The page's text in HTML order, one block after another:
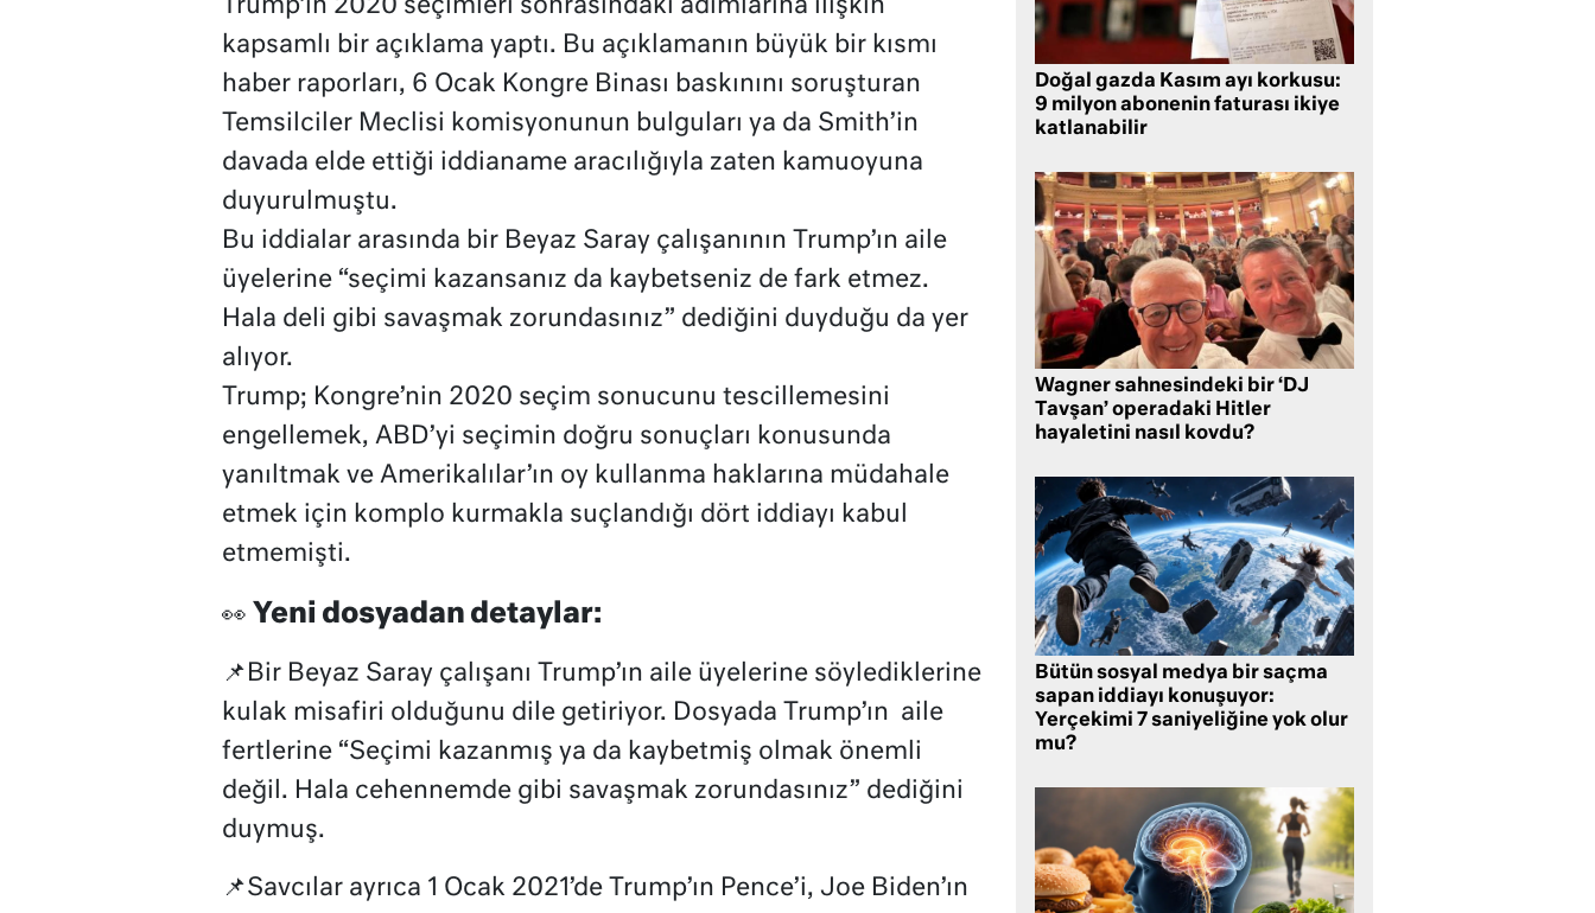
Trump’ın 2020 seçimleri sonrasındaki adımlarına ilişkin
kapsamlı bir açıklama yaptı. Bu açıklamanın büyük bir kısmı
haber raporları, 6 Ocak Kongre Binası baskınını soruşturan
Temsilciler Meclisi komisyonunun bulguları ya da Smith’in
davada elde ettiği iddianame aracılığıyla zaten kamuoyuna
duyurulmuştu.
Bu iddialar arasında bir Beyaz Saray çalışanının Trump’ın aile
üyelerine “seçimi kazansanız da kaybetseniz de fark etmez.
Hala deli gibi savaşmak zorundasınız” dediğini duyduğu da yer
alıyor.
Trump; Kongre’nin 2020 seçim sonucunu tescillemesini
engellemek, ABD’yi seçimin doğru sonuçları konusunda
yanıltmak ve Amerikalılar’ın oy kullanma haklarına müdahale
etmek için komplo kurmakla suçlandığı dört iddiayı kabul
etmemişti.
👀 Yeni dosyadan detaylar:
📌Bir Beyaz Saray çalışanı Trump’ın aile üyelerine söylediklerine
kulak misafiri olduğunu dile getiriyor. Dosyada Trump’ın aile
fertlerine “Seçimi kazanmış ya da kaybetmiş olmak önemli
değil. Hala cehennemde gibi savaşmak zorundasınız” dediğini
duymuş.
📌Savcılar ayrıca 1 Ocak 2021’de Trump’ın Pence’i, Joe Biden’ın
Doğal gazda Kasım ayı korkusu:
9 milyon abonenin faturası ikiye
katlanabilir
Wagner sahnesindeki bir ‘DJ
Tavşan’ operadaki Hitler
hayaletini nasıl kovdu?
Bütün sosyal medya bir saçma
sapan iddiayı konuşuyor:
Yerçekimi 7 saniyeliğine yok olur
mu?